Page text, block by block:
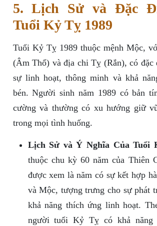
5. Lịch Sử và Đặc
Tuổi Kỷ Tỵ 1989
Tuổi Kỷ Tỵ 1989 thuộc mệnh Mộc,
(Âm Thổ) và địa chi Tỵ (Rắn), có đặc
sự linh hoạt, thông minh và khả
bén. Người sinh năm 1989 có bản
cường và thường có xu hướng giữ
trong mọi tình huống.
Lịch Sử và Ý Nghĩa Của Tuổi
thuộc chu kỳ 60 năm của Thiên
được xem là năm có sự kết hợp
và Mộc, tượng trưng cho sự phát
khả năng thích ứng linh hoạt.
người tuổi Kỷ Tỵ có khả năng